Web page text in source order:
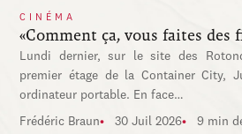
CINÉMA
«Comment ça, vous faites des
Lundi dernier, sur le site des
premier étage de la Container City,
ordinateur portable. En face…
Frédéric Braun 30 Juil 2026 9 min